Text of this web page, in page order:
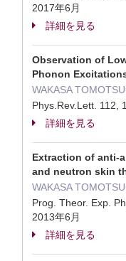
2017年6月
詳細を見る
Observation of
Phonon
WAKASA
Phys.Rev.Lett.
詳細を見る
Extraction of anti-
and neutron skin
WAKASA
Prog. Theor. Exp.
2013年6月
詳細を見る